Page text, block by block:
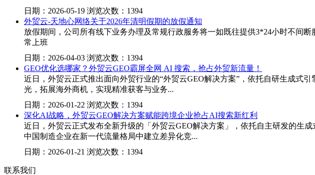
日期：2026-05-19 浏览次数：1394
外贸云-天地心网络关于2026年清明假期的放假通知
放假期间，公司所有线下业务办理及常规行政服务将一如既往提供3*24小时不间
常上班
日期：2026-04-03 浏览次数：1394
GEO优化选哪家？外贸云GEO霸屏全网 AI 搜索，抢占外贸新流量！
近日，外贸云正式推出面向外贸行业的“外贸云GEO解决方案”，依托自研生成式
光，拓展海外商机，实现精准获客与业务...
日期：2026-01-22 浏览次数：1394
深化AI战略，外贸云GEO解决方案赋能跨境企业抢占AI搜索新红利
近日，外贸云正式发布全新升级的「外贸云GEO解决方案」，依托自主研发的生
中国制造企业在新一代流量格局中建立差异化竞...
日期：2026-01-21 浏览次数：1394
联系我们